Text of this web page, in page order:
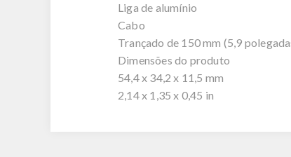
Liga de alumínio
Cabo
Trançado de 150 mm (5,9
Dimensões do produto
54,4 x 34,2 x 11,5 mm
2,14 x 1,35 x 0,45 in